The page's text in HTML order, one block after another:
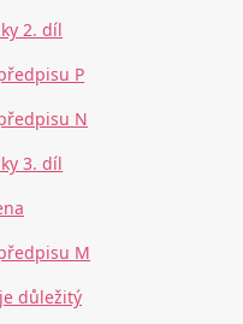
2. díl
P
N
3. díl
M
důležitý